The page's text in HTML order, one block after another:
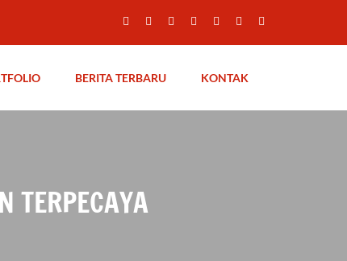
BERITA TERBARU KONTAK
TERPECAYA